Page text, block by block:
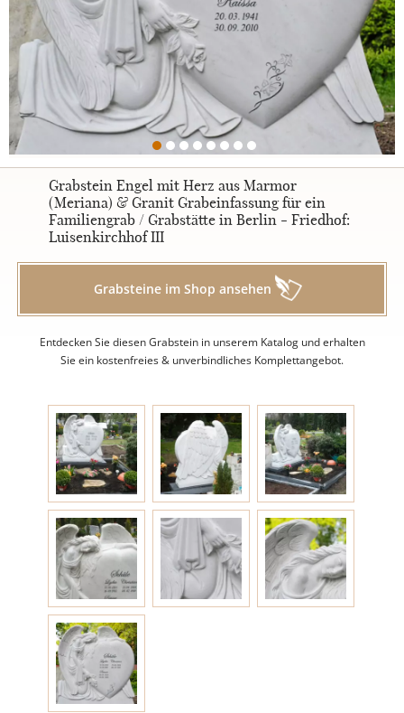
Urnengrabsteine
STILE
Klassisch
Romantisch
Modern
Zweiteilig
Stelen
MOTIVE
Glas
Grabstein Engel mit Herz aus Marmor
(Meriana) & Granit Grabeinfassung für ein
Familiengrab / Grabstätte in Berlin - Friedhof:
Luisenkirchhof III
Grabsteine im Shop ansehen
Entdecken Sie diesen Grabstein in unserem Katalog und erhalten
Sie ein kostenfreies & unverbindliches Komplettangebot.